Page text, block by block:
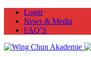
Login
News & Media
FAQ’S